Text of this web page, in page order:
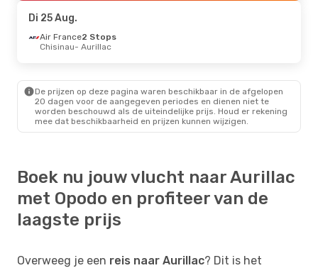
Aurillac- Parijs
Di 25 Aug.
Air France2 Stops
Chisinau- Aurillac
De prijzen op deze pagina waren beschikbaar in de afgelopen
20 dagen voor de aangegeven periodes en dienen niet te
worden beschouwd als de uiteindelijke prijs. Houd er rekening
mee dat beschikbaarheid en prijzen kunnen wijzigen.
Boek nu jouw vlucht naar Aurillac
met Opodo en profiteer van de
laagste prijs
Overweeg je een reis naar Aurillac? Dit is het